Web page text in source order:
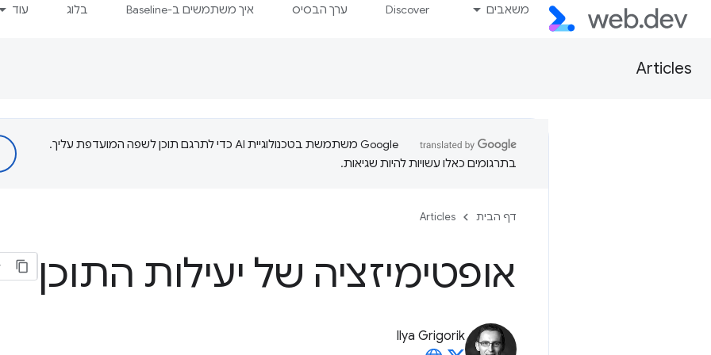
משאבים Discover ערך הבסיס איך משתמשים ב-Baseline בלוג עוד
Articles
‫Google משתמשת בטכנולוגיית AI כדי לתרגם תוכן לשפה המועדפת עליך.
בתרגומים כאלו עשויות להיות שגיאות.
דף הבית Articles
אופטימיזציה של יעילות התוכן
Ilya Grigorik